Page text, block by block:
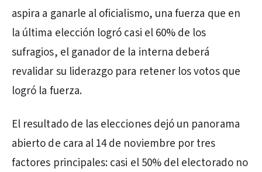
aspira a ganarle al oficialismo, una fuerza que en
la última elección logró casi el 60% de los
sufragios, el ganador de la interna deberá
revalidar su liderazgo para retener los votos que
logró la fuerza.
El resultado de las elecciones dejó un panorama
abierto de cara al 14 de noviembre por tres
factores principales: casi el 50% del electorado no